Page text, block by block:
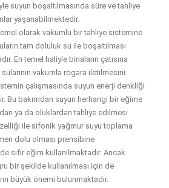
suyun boşaltılmasında süre ve tahliye
yaşanabilmektedir.
olarak vakumlu bir tahliye sistemine
tam doluluk su ile boşaltılması
En temel haliyle binaların çatısına
vakumla rögara iletilmesini
çalışmasında suyun enerji denkliği
Bu bakımdan suyun herhangi bir eğime
ya da oluklardan tahliye edilmesi
ile sifonik yağmur suyu toplama
dolu olması prensibine
sıfır eğim kullanılmaktadır. Ancak
bir şekilde kullanılması için de
büyük önemi bulunmaktadır.